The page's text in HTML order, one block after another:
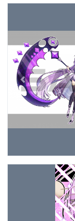
Previous